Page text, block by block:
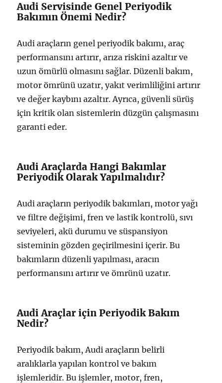
Audi Servisinde Genel Periyodik
Bakımın Önemi Nedir?
Audi araçların genel periyodik bakımı, araç
performansını artırır, arıza riskini azaltır ve
uzun ömürlü olmasını sağlar. Düzenli bakım,
motor ömrünü uzatır, yakıt verimliliğini artırır
ve değer kaybını azaltır. Ayrıca, güvenli sürüş
için kritik olan sistemlerin düzgün çalışmasını
garanti eder.
Audi Araçlarda Hangi Bakımlar
Periyodik Olarak Yapılmalıdır?
Audi araçların periyodik bakımları, motor yağı
ve filtre değişimi, fren ve lastik kontrolü, sıvı
seviyeleri, akü durumu ve süspansiyon
sisteminin gözden geçirilmesini içerir. Bu
bakımların düzenli yapılması, aracın
performansını artırır ve ömrünü uzatır.
Audi Araçlar için Periyodik Bakım
Nedir?
Periyodik bakım, Audi araçların belirli
aralıklarla yapılan kontrol ve bakım
işlemleridir. Bu işlemler, motor, fren,